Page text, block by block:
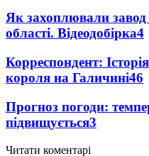
Як захоплювали
області. Відеодобірка4
Корреспондент:
короля на Галичині46
Прогноз погоди:
підвищується3
Читати коментарі